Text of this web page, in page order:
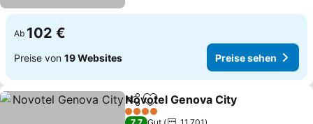
Ab 102 €
Preise von 19 Websites Preise sehen
TeilenZu Favoriten hinzufügen
Novotel Genova City
4 Sterne